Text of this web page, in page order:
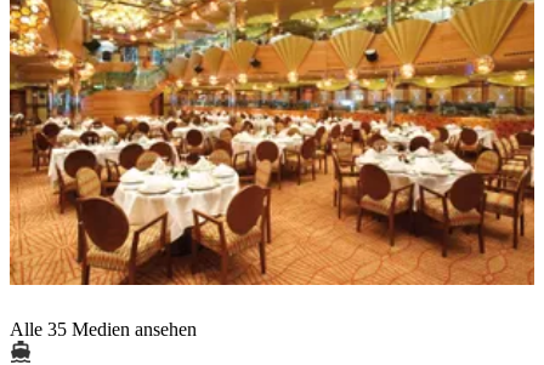
Alle 35 Medien ansehen